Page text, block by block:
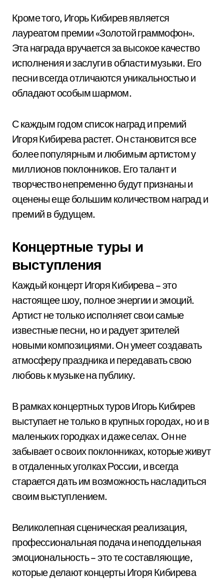
Кроме того, Игорь Кибирев является
лауреатом премии «Золотой граммофон».
Эта награда вручается за высокое качество
исполнения и заслуги в области музыки. Его
песни всегда отличаются уникальностью и
обладают особым шармом.
С каждым годом список наград и премий
Игоря Кибирева растет. Он становится все
более популярным и любимым артистом у
миллионов поклонников. Его талант и
творчество непременно будут признаны и
оценены еще большим количеством наград и
премий в будущем.
Концертные туры и
выступления
Каждый концерт Игоря Кибирева – это
настоящее шоу, полное энергии и эмоций.
Артист не только исполняет свои самые
известные песни, но и радует зрителей
новыми композициями. Он умеет создавать
атмосферу праздника и передавать свою
любовь к музыке на публику.
В рамках концертных туров Игорь Кибирев
выступает не только в крупных городах, но и в
маленьких городках и даже селах. Он не
забывает о своих поклонниках, которые живут
в отдаленных уголках России, и всегда
старается дать им возможность насладиться
своим выступлением.
Великолепная сценическая реализация,
профессиональная подача и неподдельная
эмоциональность – это те составляющие,
которые делают концерты Игоря Кибирева